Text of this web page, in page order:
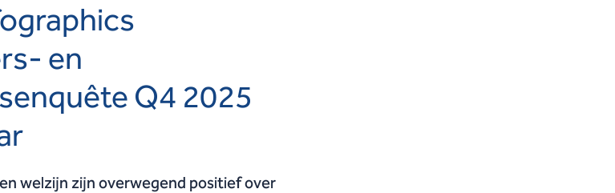
en
Q4 2025
welzijn zijn overwegend positief over